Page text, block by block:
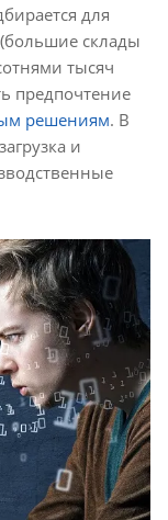
для
склады
тысяч
предпочтение
решениям. В
и